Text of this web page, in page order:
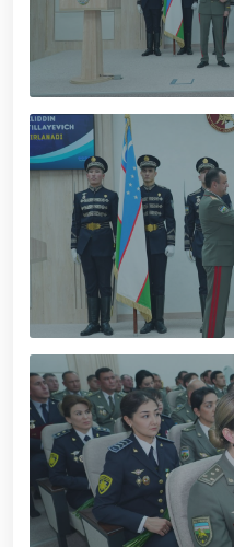
rahbarligida
Buyuk davlat
tavalludining 690
O‘zbekiston Milliy
gvardiya tizimidagi
o‘tdi. // Bayram
// Navroʻz shukuhi:
“Navroʻzni ulugʻlash
ostida bayram
sertifikatlariga ega
yod etildi // Strandja
xizmatchisi Navbahor
kiritdi. // Iroda
medali bilan
Kuchlarida kibersport,
yo‘nalishlari
Respublika ishchi
tadbirlari doirasida
sertifikatlar
qo‘mondoni,
poytaxtimizdagi
bilan uchrashib, ular
Farg‘ona viloyatida
shaxslar yashash